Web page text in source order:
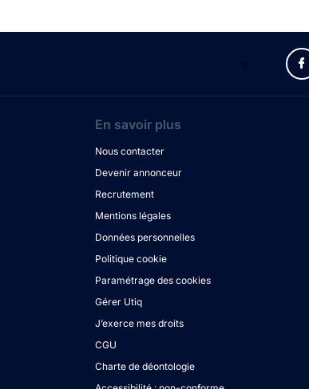
v
En savoir plus
Nous contacter
Devenir annonceur
Recrutement
Mentions légales
Données personnelles
Politique cookie
Paramétrage des cookies
Gérer Utiq
J’exerce mes droits
CGU
Charte de déontologie